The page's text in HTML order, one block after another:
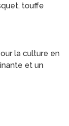
touffe
la culture en
et un